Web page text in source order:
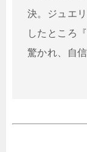
決。ジュエ
したところ
驚かれ、自